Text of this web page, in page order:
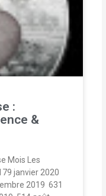
:
&
Mois Les
janvier 2020 
2019  631